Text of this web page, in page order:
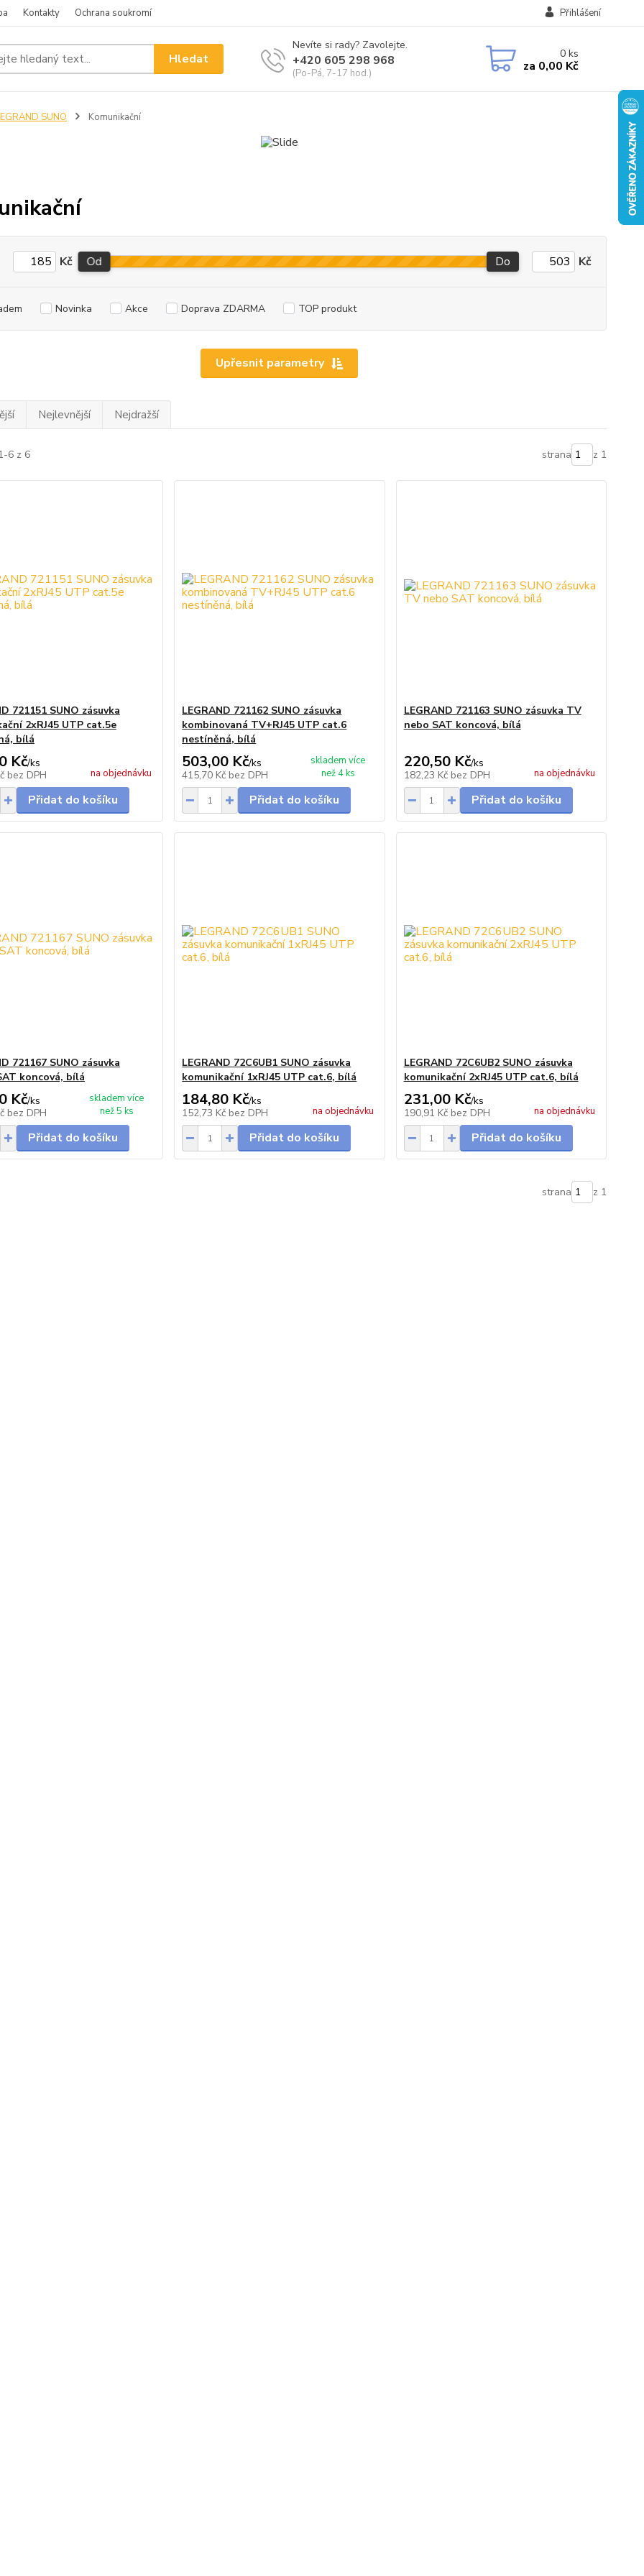
Kontakty Ochrana soukromí Přihlášení
Hledat
Nevíte si rady? Zavolejte.
+420 605 298 968
(Po-Pá, 7-17 hod.)
0ks
za 0,00 Kč
SUNO Komunikační
Upřesnit parametry
Kč Od Do Kč
Novinka Akce Doprava ZDARMA TOP produkt
Nejlevnější Nejdražší
6 z 6 strana z 1
721151 SUNO zásuvka
2xRJ45 UTP cat.5e
bílá
Kč/ks
bez DPH na objednávku
Přidat do košíku
LEGRAND 721162 SUNO zásuvka
kombinovaná TV+RJ45 UTP cat.6
nestíněná, bílá
503,00 Kč/ks
415,70 Kč bez DPH
skladem více
než 4 ks
Přidat do košíku
LEGRAND 721163 SUNO zásuvka TV
nebo SAT koncová, bílá
220,50 Kč/ks
182,23 Kč bez DPH na objednávku
Přidat do košíku
721167 SUNO zásuvka
koncová, bílá
Kč/ks
bez DPH
skladem více
než 5 ks
Přidat do košíku
LEGRAND 72C6UB1 SUNO zásuvka
komunikační 1xRJ45 UTP cat.6, bílá
184,80 Kč/ks
152,73 Kč bez DPH na objednávku
Přidat do košíku
LEGRAND 72C6UB2 SUNO zásuvka
komunikační 2xRJ45 UTP cat.6, bílá
231,00 Kč/ks
190,91 Kč bez DPH na objednávku
Přidat do košíku
strana z 1